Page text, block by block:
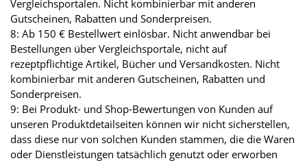
Vergleichsportalen. Nicht kombinierbar mit anderen
Gutscheinen, Rabatten und Sonderpreisen.
8: Ab 150 € Bestellwert einlösbar. Nicht anwendbar bei
Bestellungen über Vergleichsportale, nicht auf
rezeptpflichtige Artikel, Bücher und Versandkosten. Nicht
kombinierbar mit anderen Gutscheinen, Rabatten und
Sonderpreisen.
9: Bei Produkt- und Shop-Bewertungen von Kunden auf
unseren Produktdetailseiten können wir nicht sicherstellen,
dass diese nur von solchen Kunden stammen, die die Waren
oder Dienstleistungen tatsächlich genutzt oder erworben